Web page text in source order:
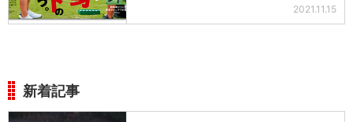
2021.11.15
新着記事